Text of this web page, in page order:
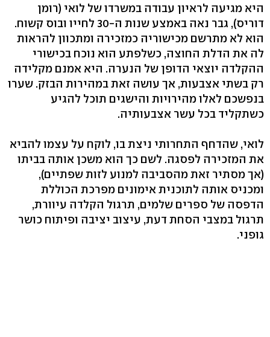
היא מגיעה לראיון עבודה במשרדו של לואי (רומן
דוריס), גבר נאה באמצע שנות ה-30 לחייו ובוס קשוח.
הוא לא מתרשם מכישוריה כמזכירה ומתכוון להראות
לה את הדלת החוצה, כשלפתע הוא נוכח בכישורי
ההקלדה יוצאי הדופן של הנערה. היא אמנם מקלידה
רק בשתי אצבעות, אך עושה זאת במהירות הבזק. שערו
בנפשכם לאלו מהירויות והישגים תוכל להגיע
כשתקליד בכל עשר אצבעותיה.
לואי, שהדחף התחרותי ניצת בו, לוקח על עצמו להביא
את המזכירה לפסגה. לשם כך הוא משכן אותה בביתו
(אך מסתיר זאת מהסביבה למנוע לזות שפתיים),
ומכניס אותה לתוכנית אימונים מפרכת הכוללת
הדפסה של ספרים שלמים, תרגול הקלדה עיוורת,
תרגול במצבי הסחת דעת, עיצוב יציבה ופיתוח כושר
גופני.